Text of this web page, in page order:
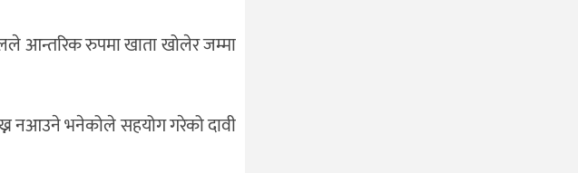
आन्तरिक रुपमा खाता खोलेर जम्मा
नआउने भनेकोले सहयोग गरेको दावी